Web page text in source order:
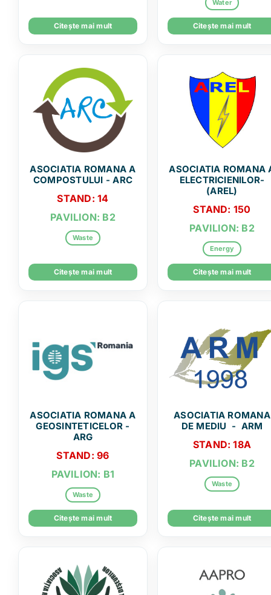
Citește mai mult
Water
Citește mai mult
ASOCIATIA ROMANA A
COMPOSTULUI - ARC
STAND: 14
PAVILION: B2
Waste
Citește mai mult
ASOCIATIA ROMANA
ELECTRICIENILOR-
(AREL)
STAND: 150
PAVILION: B2
Energy
Citește mai mult
ASOCIATIA ROMANA A
GEOSINTETICELOR -
ARG
STAND: 96
PAVILION: B1
Waste
Citește mai mult
ASOCIATIA ROMANA
DE MEDIU - ARM
STAND: 18A
PAVILION: B2
Waste
Citește mai mult